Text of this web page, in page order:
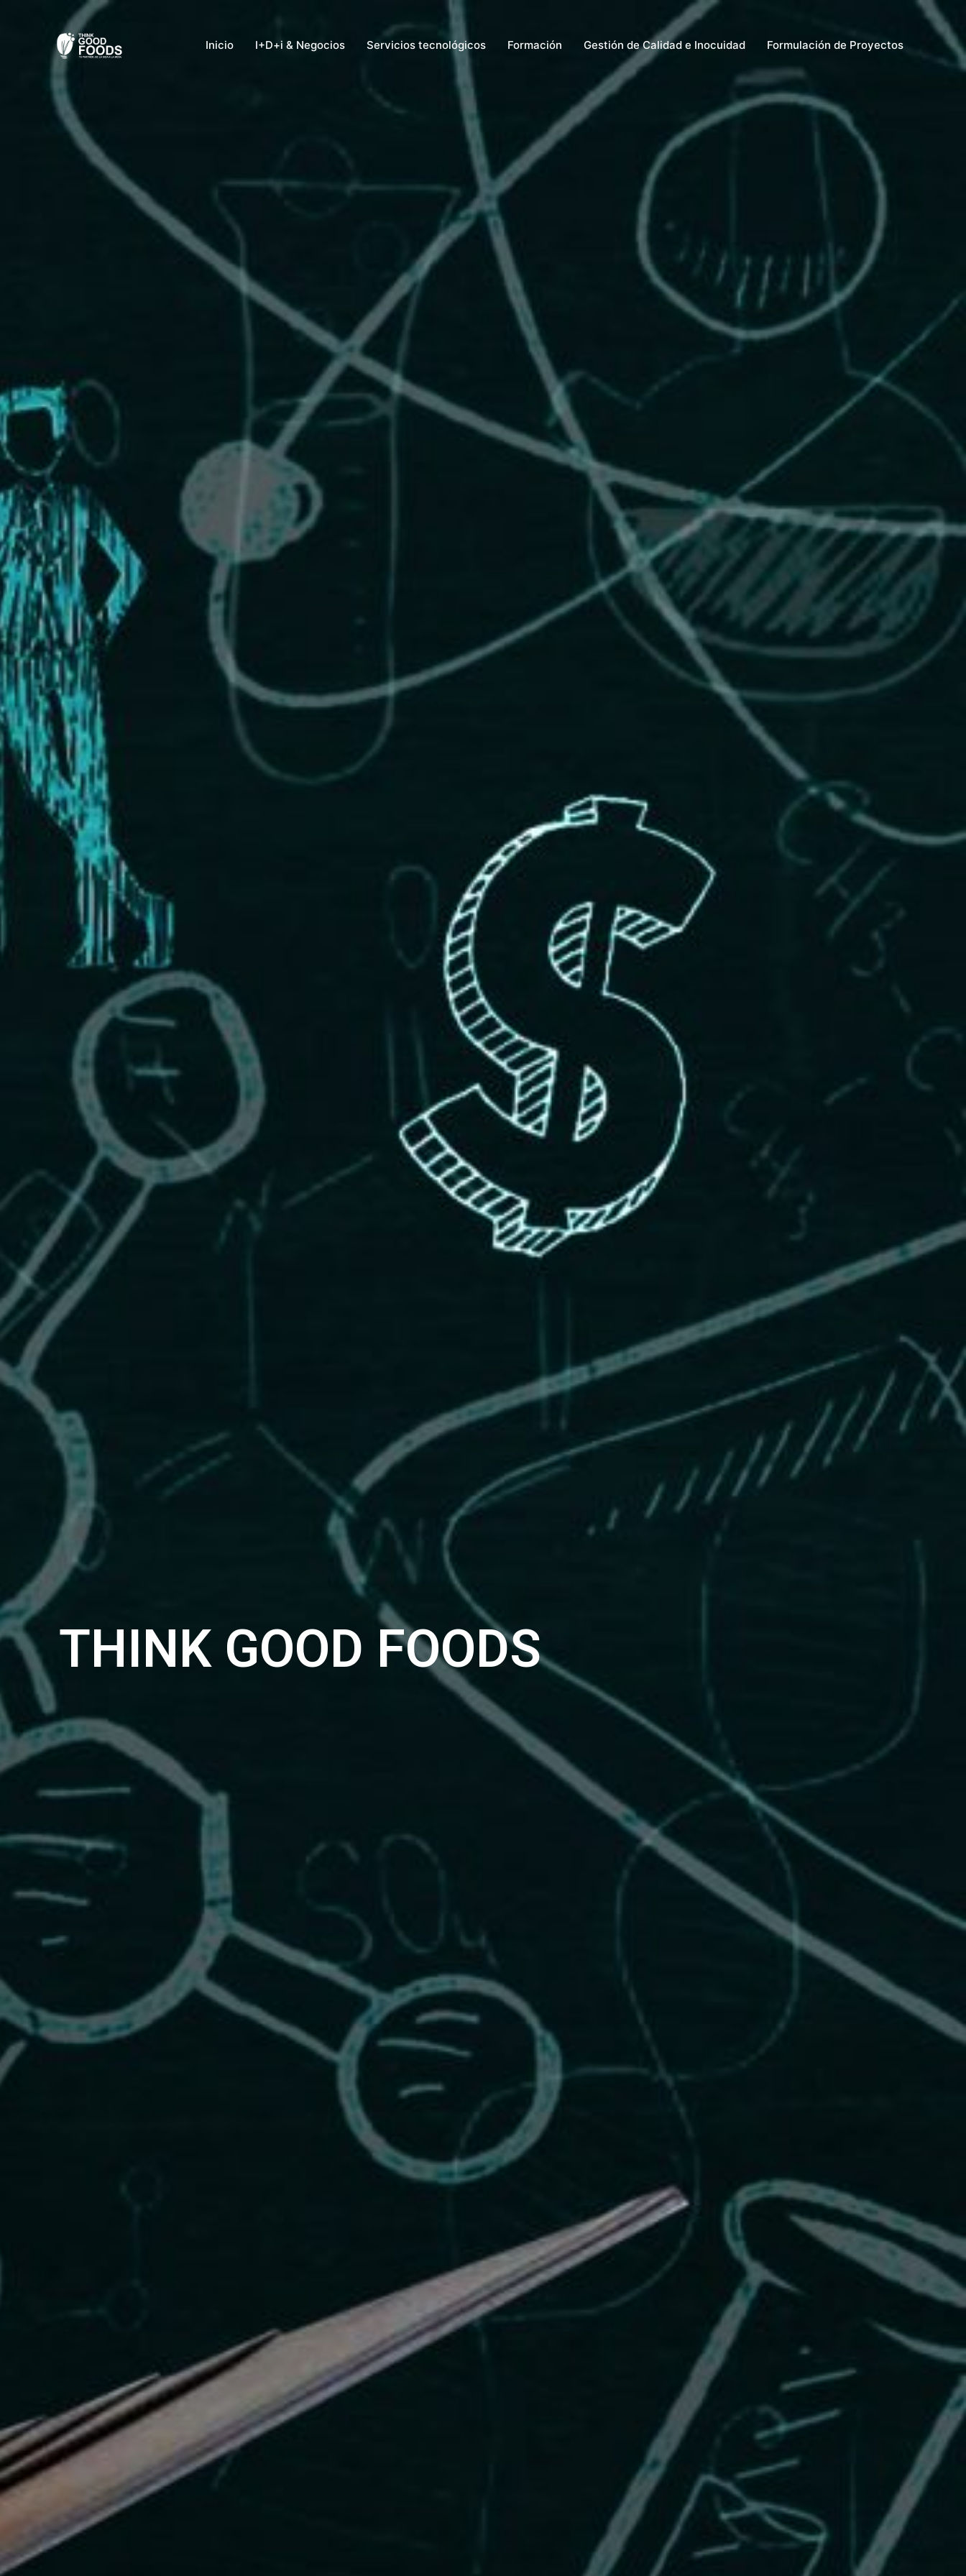
Inicio I+D+i & Negocios Servicios tecnológicos Formación Gestión de Calidad e Inocuidad Formulación de Proyectos
THINK GOOD FOODS